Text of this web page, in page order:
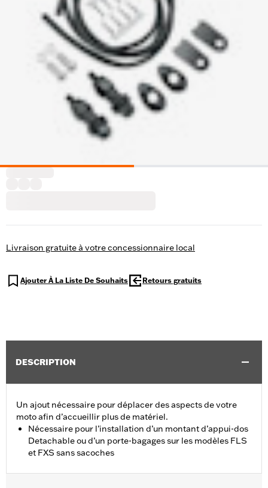
Livraison gratuite à votre concessionnaire local
Ajouter À La Liste De Souhaits Retours gratuits
DESCRIPTION
Un ajout nécessaire pour déplacer des aspects de votre
moto afin d’accueillir plus de matériel.
Nécessaire pour l’installation d’un montant d’appui-dos
Detachable ou d’un porte-bagages sur les modèles FLS
et FXS sans sacoches